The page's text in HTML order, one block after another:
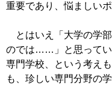
重要であり、悩ましい
とはいえ「大学の学
のでは……」と思ってい
専門学校、という考え
も、珍しい専門分野の